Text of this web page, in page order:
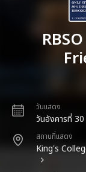
วันแสดง
วันอังคารที่
สถานที่แสดง
King's